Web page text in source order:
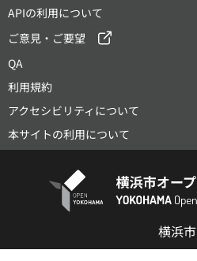
APIの利用について
ご意見・ご要望
QA
利用規約
アクセシビリティについて
本サイトの利用について
横浜市